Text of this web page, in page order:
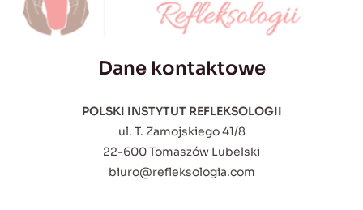
Dane kontaktowe
POLSKI INSTYTUT REFLEKSOLOGII
ul. T. Zamojskiego 41/8
22-600 Tomaszów Lubelski
biuro@refleksologia.com